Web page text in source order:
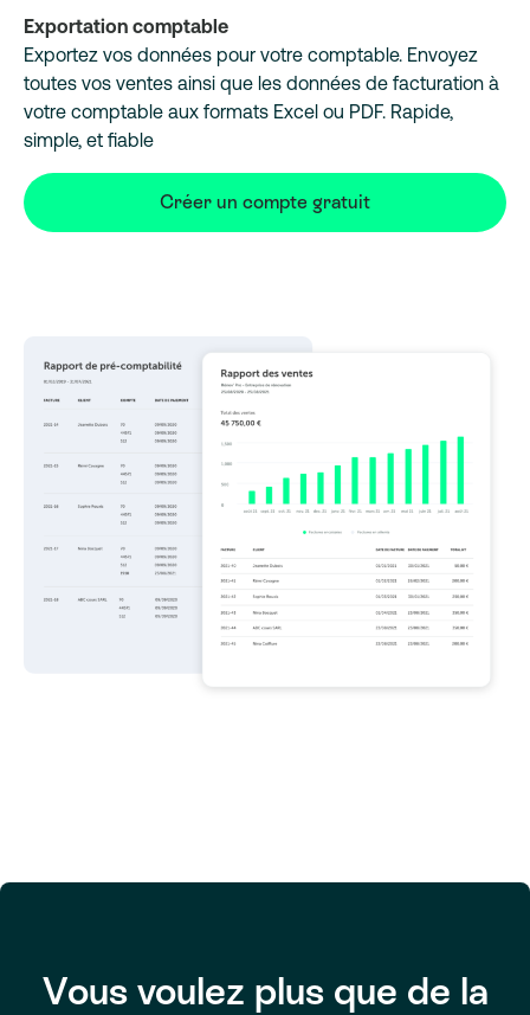
Exportation comptable
Exportez vos données pour votre comptable. Envoyez
toutes vos ventes ainsi que les données de facturation à
votre comptable aux formats Excel ou PDF. Rapide,
simple, et fiable
Créer un compte gratuit
Vous voulez plus que de la